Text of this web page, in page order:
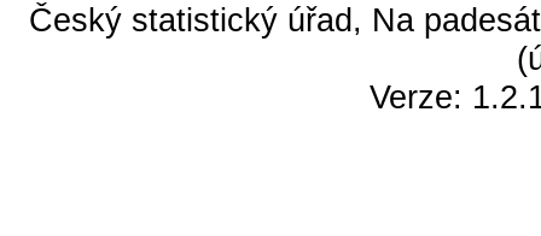
Český statistický úřad, Na
Verze: